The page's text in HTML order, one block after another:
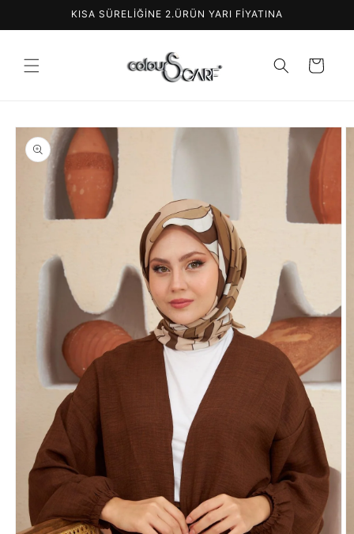
KISA SÜRELİĞİNE 2.ÜRÜN YARI FİYATINA
Sepet
Ürün
bilgisine
atla